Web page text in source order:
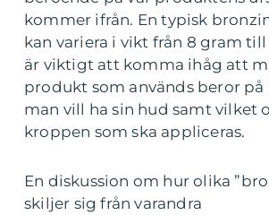
kommer ifrån. En typisk
kan variera i vikt från 8 gram till
är viktigt att komma ihåg att
produkt som används beror på
man vill ha sin hud samt vilket
kroppen som ska appliceras.
En diskussion om hur olika
skiljer sig från varandra